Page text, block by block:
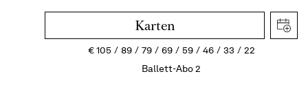
Karten
€105 89 79 69 59 46 33
22
Ballett-Abo 2